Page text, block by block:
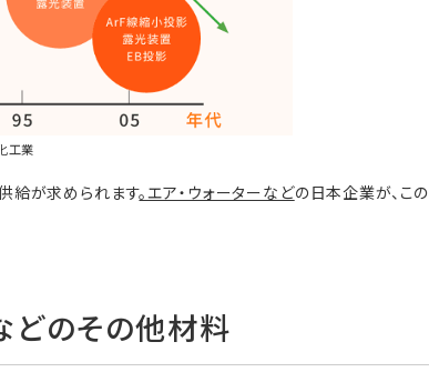
工業
給が求められます。エア・ウォーターなどの日本企業が、この
どのその他材料